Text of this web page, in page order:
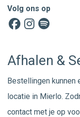
Volg ons op
Afhalen &
Bestellingen kunnen
locatie in Mierlo.
contact met je op